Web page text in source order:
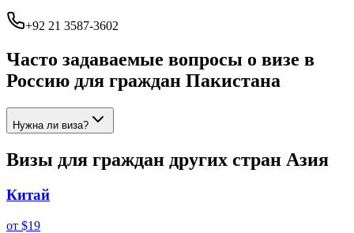
+92 21 3587-3602
Часто задаваемые вопросы о визе в
Россию для граждан Пакистана
Нужна ли виза?
Визы для граждан других стран Азия
Китай
от $19